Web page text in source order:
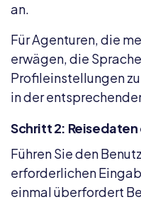
an.
Für Agenturen, die
erwägen, die
Profileinstellungen
in der
Schritt 2: Reisedaten
Führen Sie den
erforderlichen
einmal überfordert